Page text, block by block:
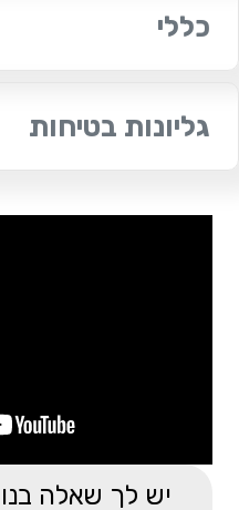
כללי
גליונות בטיחות
יש לך שאלה